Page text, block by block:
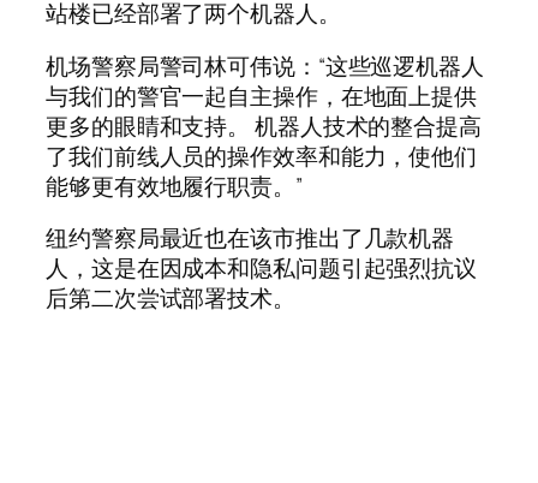
站楼已经部署了两个机器人。
机场警察局警司林可伟说：“这些巡逻机器人
与我们的警官一起自主操作，在地面上提供
更多的眼睛和支持。 机器人技术的整合提高
了我们前线人员的操作效率和能力，使他们
能够更有效地履行职责。”
纽约警察局最近也在该市推出了几款机器
人，这是在因成本和隐私问题引起强烈抗议
后第二次尝试部署技术。